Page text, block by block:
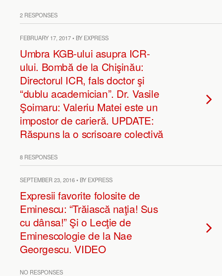
2 RESPONSES
FEBRUARY 17, 2017 • BY EXPRESS
Umbra KGB-ului asupra ICR-
ului. Bombă de la Chişinău:
Directorul ICR, fals doctor şi
“dublu academician”. Dr. Vasile
Şoimaru: Valeriu Matei este un
impostor de carieră. UPDATE:
Răspuns la o scrisoare colectivă
8 RESPONSES
SEPTEMBER 23, 2016 • BY EXPRESS
Expresii favorite folosite de
Eminescu: “Trăiască naţia! Sus
cu dânsa!” Şi o Lecţie de
Eminescologie de la Nae
Georgescu. VIDEO
NO RESPONSES